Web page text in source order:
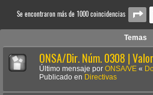
Se encontraron más de 1000 coincidencias
Temas
ONSA/Dir. Núm. 0308 |
Último mensaje por ONSA/VE «
Publicado en Directivas